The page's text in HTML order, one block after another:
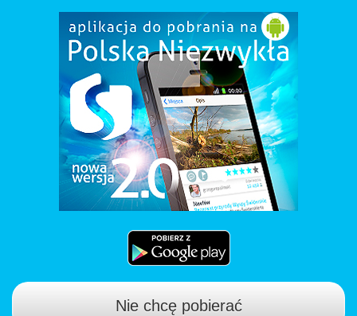
Nie chcę pobierać